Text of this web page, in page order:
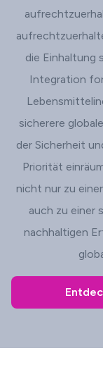
die Einhaltung
Integration
sicherere
der Sicherheit
Priorität
nicht nur zu
auch zu einer
nachhaltigen